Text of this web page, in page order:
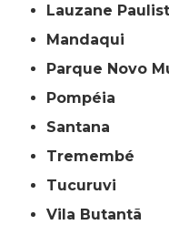
Lauzane
Mandaqui
Parque Novo
Pompéia
Santana
Tremembé
Tucuruvi
Vila Butantã